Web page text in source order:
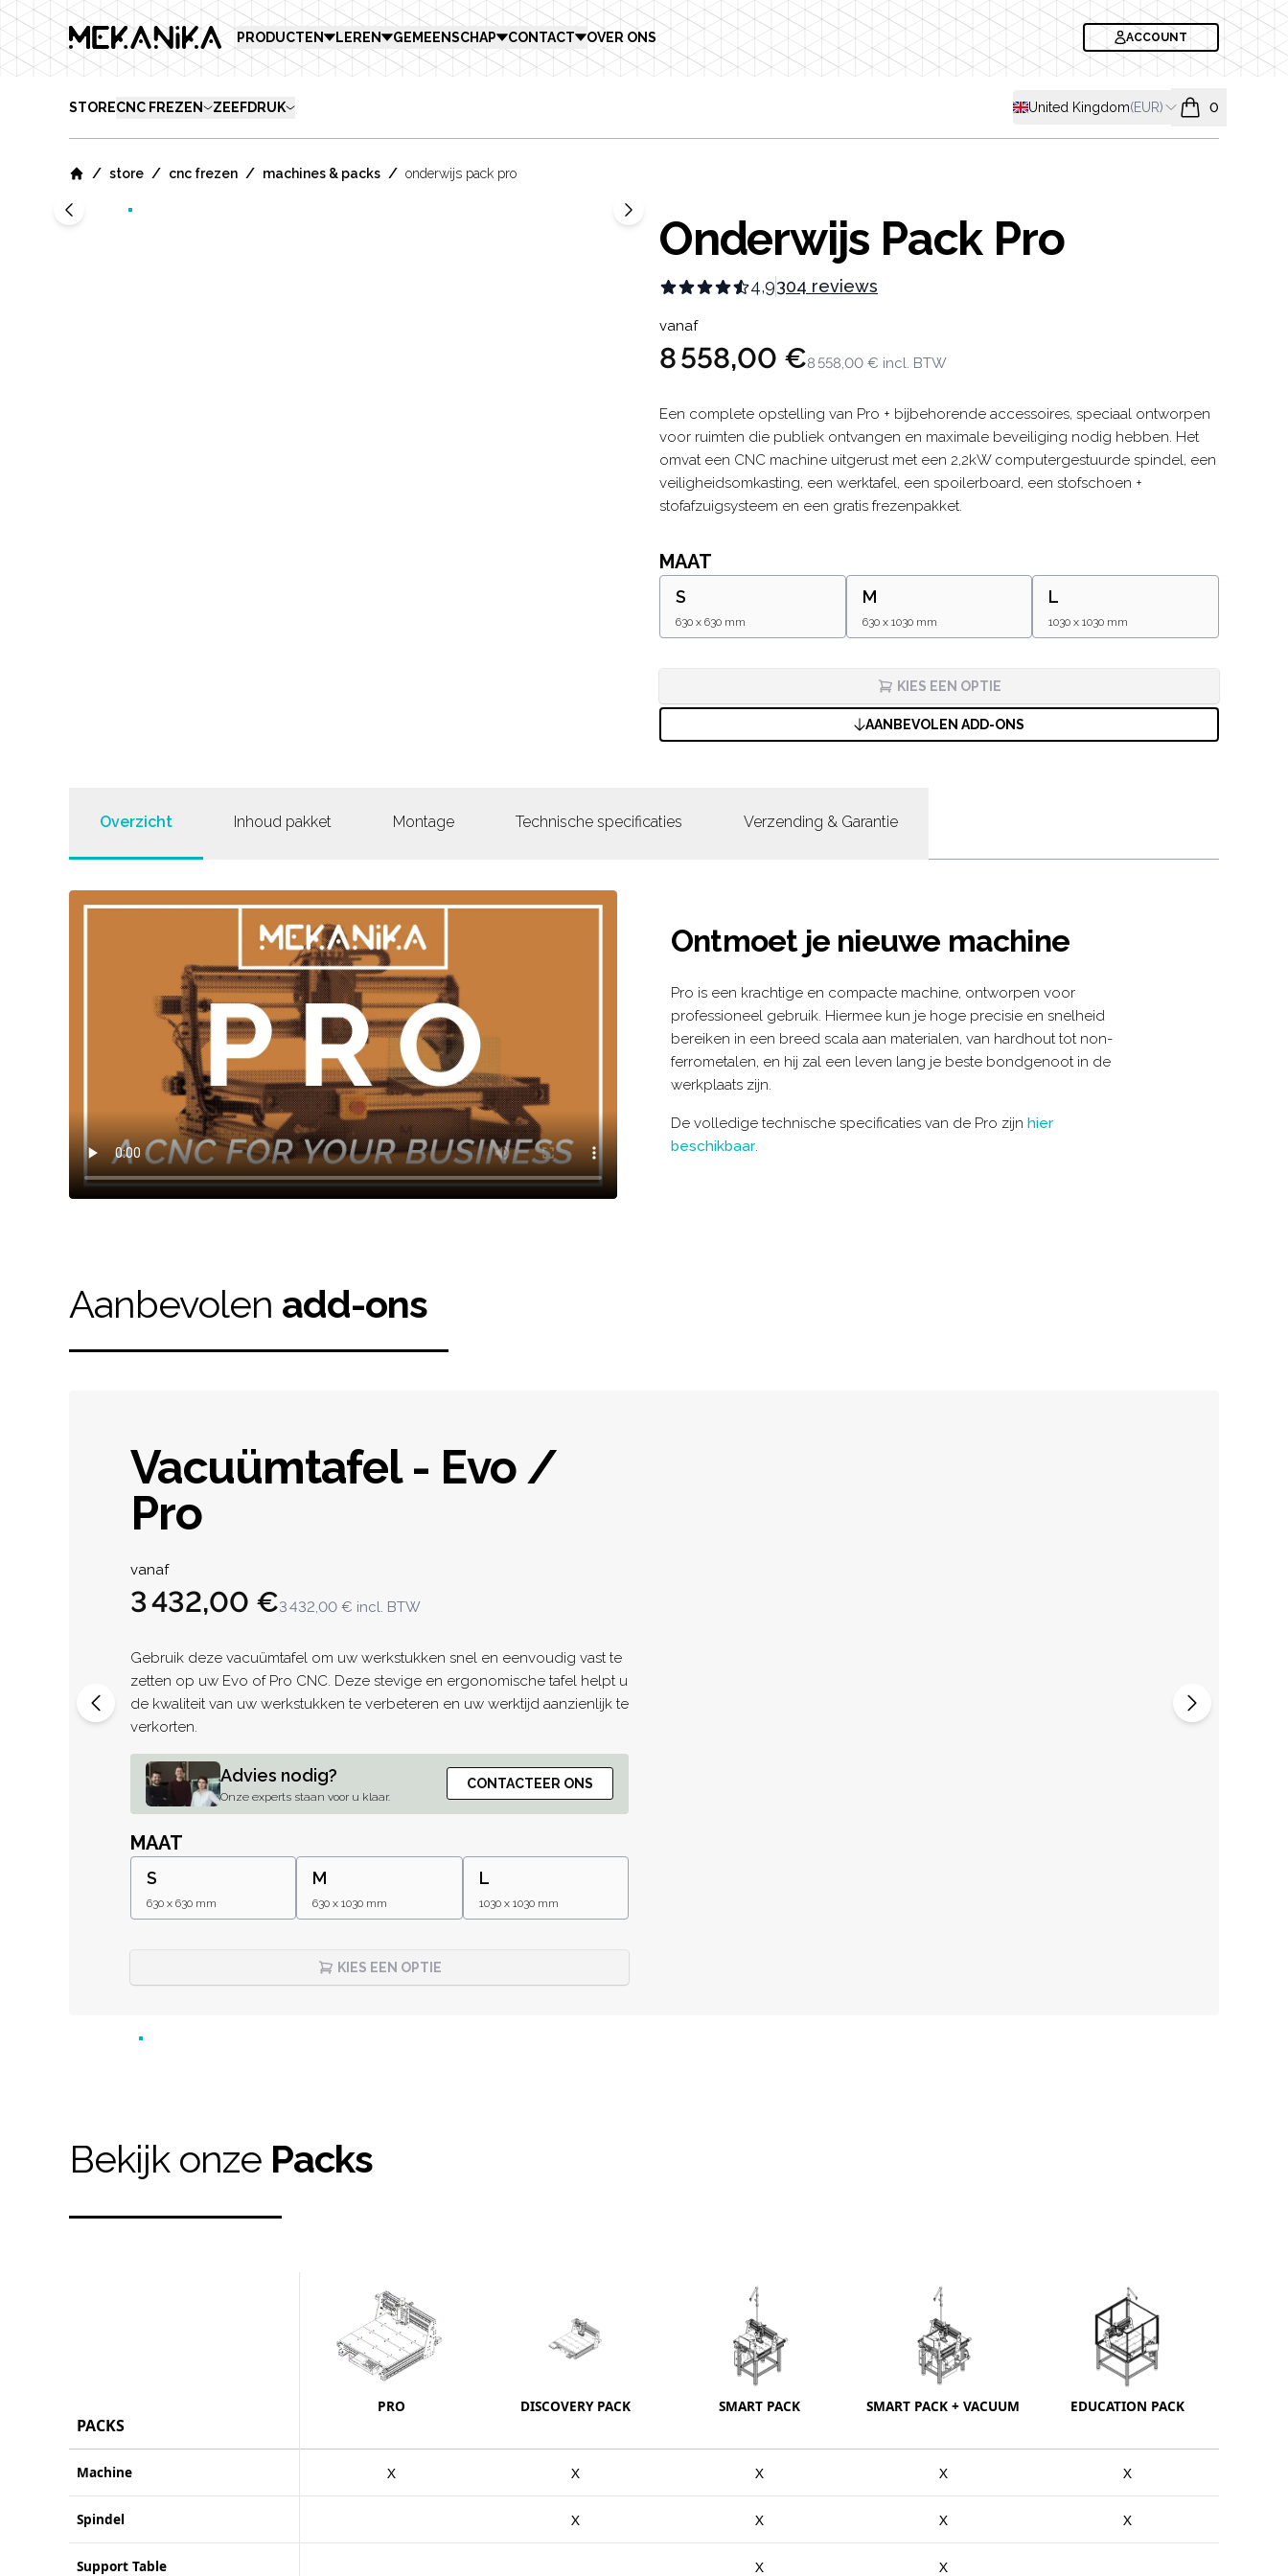
MEKANIKA PRODUCTEN LEREN GEMEENSCHAP CONTACT OVER ONS ACCOUNT
STORECNC FREZEN ZEEFDRUK Shipping country
United Kingdom(EUR) 0
items in cart,
/ store / cnc frezen / machines & packs / onderwijs pack pro
Onderwijs Pack Pro
4,9304 reviews
Product information
vanaf
8 558,00 €8 558,00 € incl. BTW
Description
Een complete opstelling van Pro + bijbehorende accessoires, speciaal ontworpen
voor ruimten die publiek ontvangen en maximale beveiliging nodig hebben. Het
omvat een CNC machine uitgerust met een 2,2kW computergestuurde spindel, een
veiligheidsomkasting, een werktafel, een spoilerboard, een stofschoen +
stofafzuigsysteem en een gratis frezenpakket.
MAAT
S
630 x 630 mm
M
630 x 1030 mm
L
1030 x 1030 mm
KIES EEN OPTIE
AANBEVOLEN ADD-ONS
Overzicht Inhoud pakket Montage Technische specificaties Verzending & Garantie
Ontmoet je nieuwe machine
Pro is een krachtige en compacte machine, ontworpen voor
professioneel gebruik. Hiermee kun je hoge precisie en snelheid
bereiken in een breed scala aan materialen, van hardhout tot non-
ferrometalen, en hij zal een leven lang je beste bondgenoot in de
werkplaats zijn.
De volledige technische specificaties van de Pro zijn hier
beschikbaar.
Aanbevolen add-ons
Vacuümtafel - Evo /
Pro
Product information
vanaf
3 432,00 €3 432,00 € incl. BTW
Description
Gebruik deze vacuümtafel om uw werkstukken snel en eenvoudig vast te
zetten op uw Evo of Pro CNC. Deze stevige en ergonomische tafel helpt u
de kwaliteit van uw werkstukken te verbeteren en uw werktijd aanzienlijk te
verkorten.
Advies nodig?
Onze experts staan voor u klaar.
CONTACTEER ONS
MAAT
S
630 x 630 mm
M
630 x 1030 mm
L
1030 x 1030 mm
KIES EEN OPTIE
Bekijk onze Packs
PACKS
PRO DISCOVERY PACK SMART PACK SMART PACK + VACUUM EDUCATION PACK
Machine X X X X X
Spindel X X X X
Support Table X X